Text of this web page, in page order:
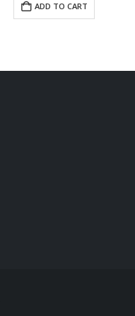
ADD TO CART